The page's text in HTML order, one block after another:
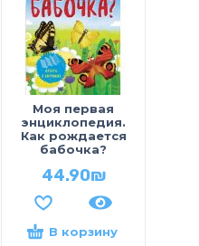
Моя первая
энциклопедия.
Как рождается
бабочка?
44.90₪
В корзину